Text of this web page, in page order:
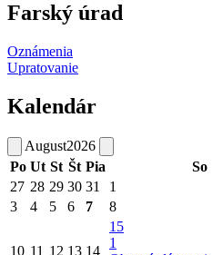
Farský úrad
Oznámenia
Upratovanie
Kalendár
August2026
Po Ut St Št Pia So
27 28 29 30 31 1
3
4 5 6 7 8
10 11 12 13 14
15
1